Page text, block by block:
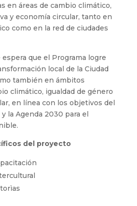
en áreas de cambio climático,
y economía circular, tanto en
como en la red de ciudades
que el Programa logre
local de la Ciudad
también en ámbitos
climático, igualdad de género
en línea con los objetivos del
la Agenda 2030 para el
del proyecto